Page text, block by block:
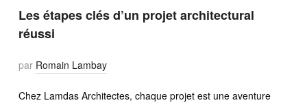
Les étapes clés d’un projet architectural
réussi
par Romain Lambay
Chez Lamdas Architectes, chaque projet est une aventure